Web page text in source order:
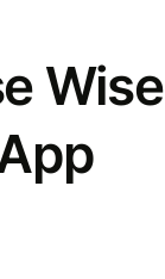
Wise